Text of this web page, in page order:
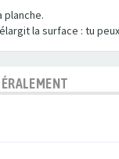
planche.
la surface : tu